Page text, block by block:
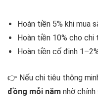
Hoàn tiền 5% khi mua
Hoàn tiền 10% cho chi
Hoàn tiền cố định
👉 Nếu chi tiêu thông
đồng mỗi năm nhờ chính